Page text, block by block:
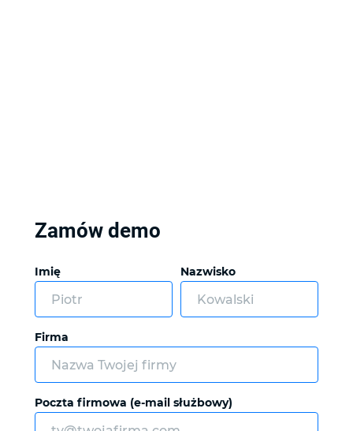
Zamów demo
Imię Nazwisko
Firma
Poczta firmowa (e-mail służbowy)